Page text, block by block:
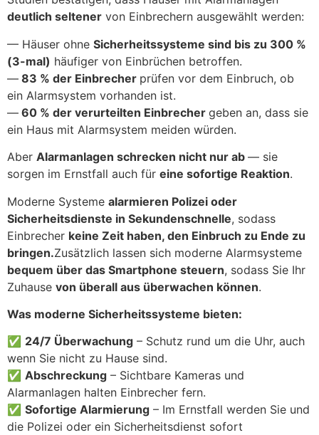
deutlich seltener von Einbrechern ausgewählt werden:
— Häuser ohne Sicherheitssysteme sind bis zu 300 %
(3-mal) häufiger von Einbrüchen betroffen.
— 83 % der Einbrecher prüfen vor dem Einbruch, ob
ein Alarmsystem vorhanden ist.
— 60 % der verurteilten Einbrecher geben an, dass sie
ein Haus mit Alarmsystem meiden würden.
Aber Alarmanlagen schrecken nicht nur ab — sie
sorgen im Ernstfall auch für eine sofortige Reaktion.
Moderne Systeme alarmieren Polizei oder
Sicherheitsdienste in Sekundenschnelle, sodass
Einbrecher keine Zeit haben, den Einbruch zu Ende zu
bringen.Zusätzlich lassen sich moderne Alarmsysteme
bequem über das Smartphone steuern, sodass Sie Ihr
Zuhause von überall aus überwachen können.
Was moderne Sicherheitssysteme bieten:
✅ 24/7 Überwachung – Schutz rund um die Uhr, auch
wenn Sie nicht zu Hause sind.
✅ Abschreckung – Sichtbare Kameras und
Alarmanlagen halten Einbrecher fern.
✅ Sofortige Alarmierung – Im Ernstfall werden Sie und
die Polizei oder ein Sicherheitsdienst sofort